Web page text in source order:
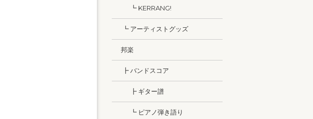
┗ KERRANG!
┗ アーティストグッズ
邦楽
┣ バンドスコア
┣ ギター譜
┗ ピアノ弾き語り